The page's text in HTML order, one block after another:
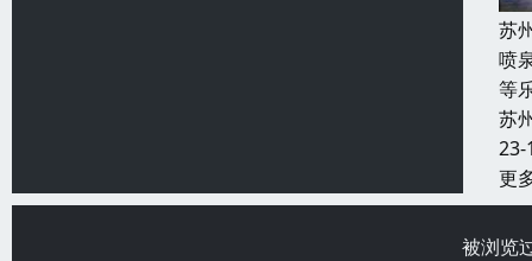
苏
喷
等
苏
23-
更
被浏览